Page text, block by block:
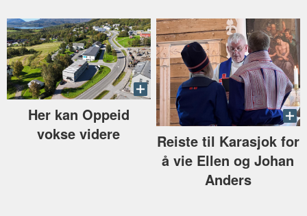
Her kan Oppeid
vokse videre
Reiste til Karasjok for
å vie Ellen og Johan
Anders